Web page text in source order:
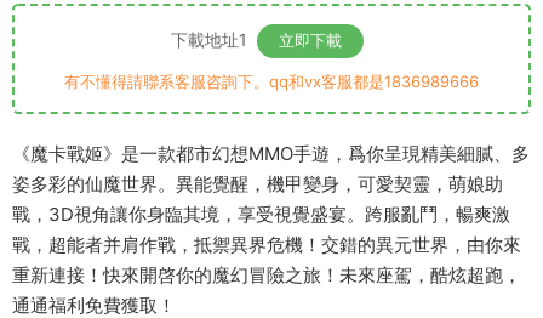
下載地址1 立即下載
有不懂得請聯系客服咨詢下。qq和vx客服都是1836989666
《魔卡戰姬》是一款都市幻想MMO手遊，爲你呈現精美細膩、多
姿多彩的仙魔世界。異能覺醒，機甲變身，可愛契靈，萌娘助
戰，3D視角讓你身臨其境，享受視覺盛宴。跨服亂鬥，暢爽激
戰，超能者并肩作戰，抵禦異界危機！交錯的異元世界，由你來
重新連接！快來開啓你的魔幻冒險之旅！未來座駕，酷炫超跑，
通通福利免費獲取！